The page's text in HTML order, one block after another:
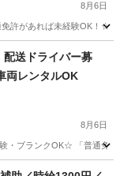
8月6日
免許があれば未経験OK！
配送ドライバー募
両レンタルOK
8月6日
・ブランクOK☆ 「普通免